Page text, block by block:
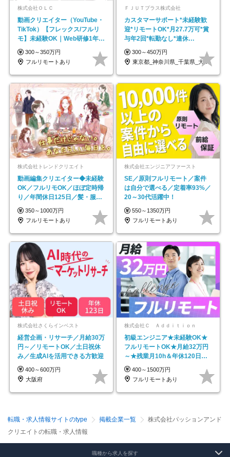
株式会社ＯＬＣ
動画クリエイター（YouTube・
TikTok）【フレックス/フルリ
モ】未経験OK｜Web研修1年間
｜副業OK
300～350万円
フルリモートあり
ＦＪＵＴプラス株式会社
カスタマーサポート*未経験歓
迎*リモートOK*月27.7万可*賞
与年2回*転勤なし*連休
OK/ZE010232
300～450万円
東京都_神奈川県_千葉県_大阪府_愛知県…
株式会社トレンドクリエイト
動画編集クリエイター◆未経験
OK／フルリモOK／ほぼ定時帰
り／年間休日125日／髪・服・
ネイル自由／副業OK
350～1000万円
フルリモートあり
株式会社エンジニアファースト
SE／原則フルリモート／案件
は自分で選べる／定着率93%／
20～30代活躍中！
550～1350万円
フルリモートあり
株式会社さくらインベスト
経営企画・リサーチ／月給30万
円～／リモートOK／土日祝休
み／生成AIを活用できる方歓迎
400～600万円
大阪府
株式会社Ｃ Ａｄｄｉｔｉｏｎ
初級エンジニア★未経験OK★
フルリモートOK★月給32万円
～★残業月10h＆年休120日以
上★副業可
400～1500万円
フルリモートあり
転職・求人情報サイトのtype 掲載企業一覧
株式会社パッションアンド
クリエイトの転職・求人情報
職種から求人を探す